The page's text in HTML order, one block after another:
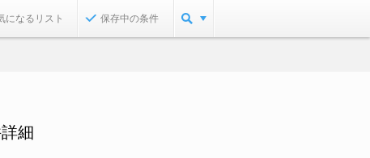
になるリスト 保存中の条件
細